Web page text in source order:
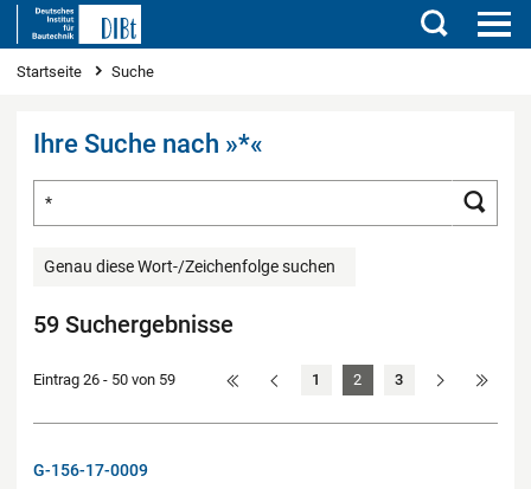
Suchen
Sie sind hier
Startseite Suche
Ihre Suche nach »*«
Genau diese Wort-/Zeichenfolge suchen
59 Suchergebnisse
Eintrag 26 - 50 von 59 1 2 3
G-156-17-0009